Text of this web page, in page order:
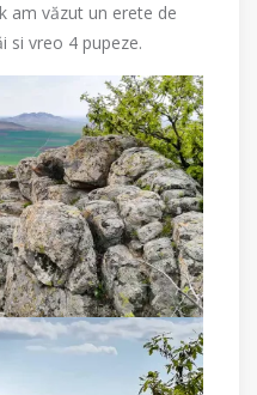
am văzut un erete de
si vreo 4 pupeze.